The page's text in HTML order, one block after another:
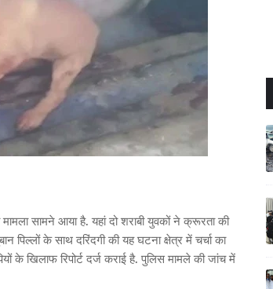
सामने आया है. यहां दो शराबी युवकों ने क्रूरता की
के साथ दरिंदगी की यह घटना क्षेत्र में चर्चा का
के खिलाफ रिपोर्ट दर्ज कराई है. पुलिस मामले की जांच में